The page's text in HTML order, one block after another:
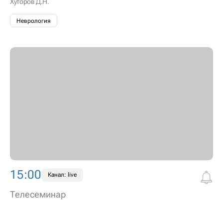
Хуторов Д.Н.
Неврология
15:00 Канал: live
Телесеминар